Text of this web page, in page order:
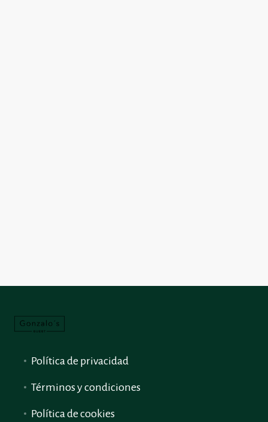
Política de privacidad
Términos y condiciones
Política de cookies